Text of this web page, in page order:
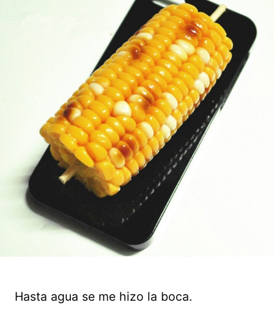
Hasta agua se me hizo la boca.